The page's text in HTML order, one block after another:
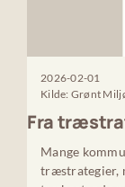
2026-02-01
Kilde: Grønt
Fra
Mange
træstrategier,